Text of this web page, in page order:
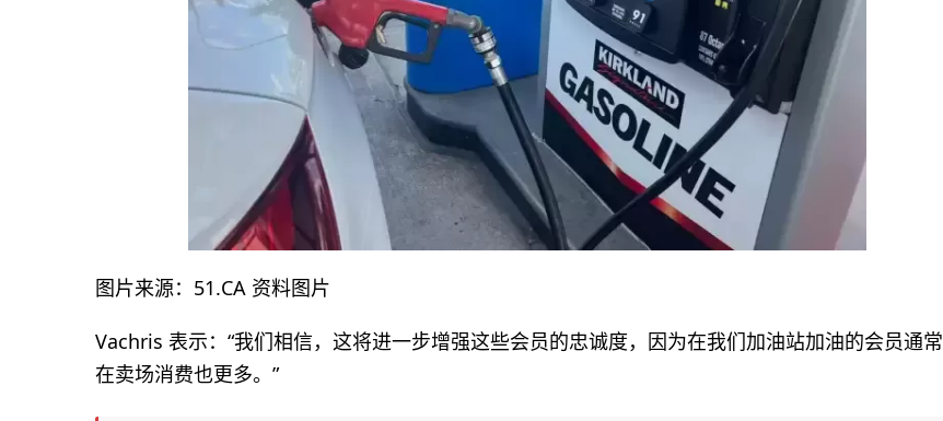
图片来源：51.CA 资料图片
Vachris 表示：“我们相信，这将进一步增强这些会员的忠诚度，因为在我们加油站加油的会员通常
在卖场消费也更多。”